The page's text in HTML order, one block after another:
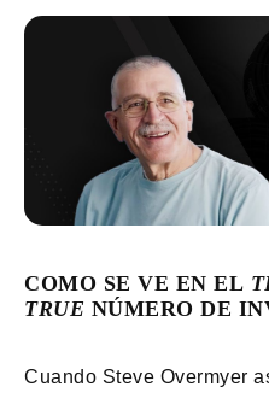
COMO SE VE EN EL
TRUE NÚMERO DE
Cuando Steve Overmyer